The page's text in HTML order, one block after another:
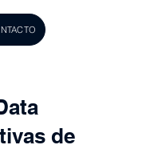
de